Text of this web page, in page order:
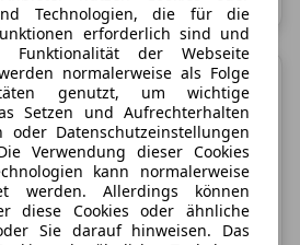
LED 2xKlima
Zustand
Technologien, die für die
erforderlich sind und
Funktionalität der Webseite
normalerweise als Folge
genutzt, um wichtige
Setzen und Aufrechterhalten
oder Datenschutzeinstellungen
Verwendung dieser Cookies
kann normalerweise
werden. Allerdings können
diese Cookies oder ähnliche
Sie darauf hinweisen. Das